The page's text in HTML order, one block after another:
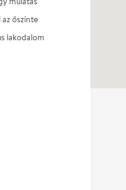
őszinte
lakodalom